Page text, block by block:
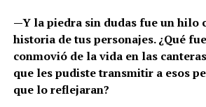
—Y la piedra sin dudas fue un hilo
historia de tus personajes. ¿Qué
conmovió de la vida en las
que les pudiste transmitir a esos
que lo reflejaran?